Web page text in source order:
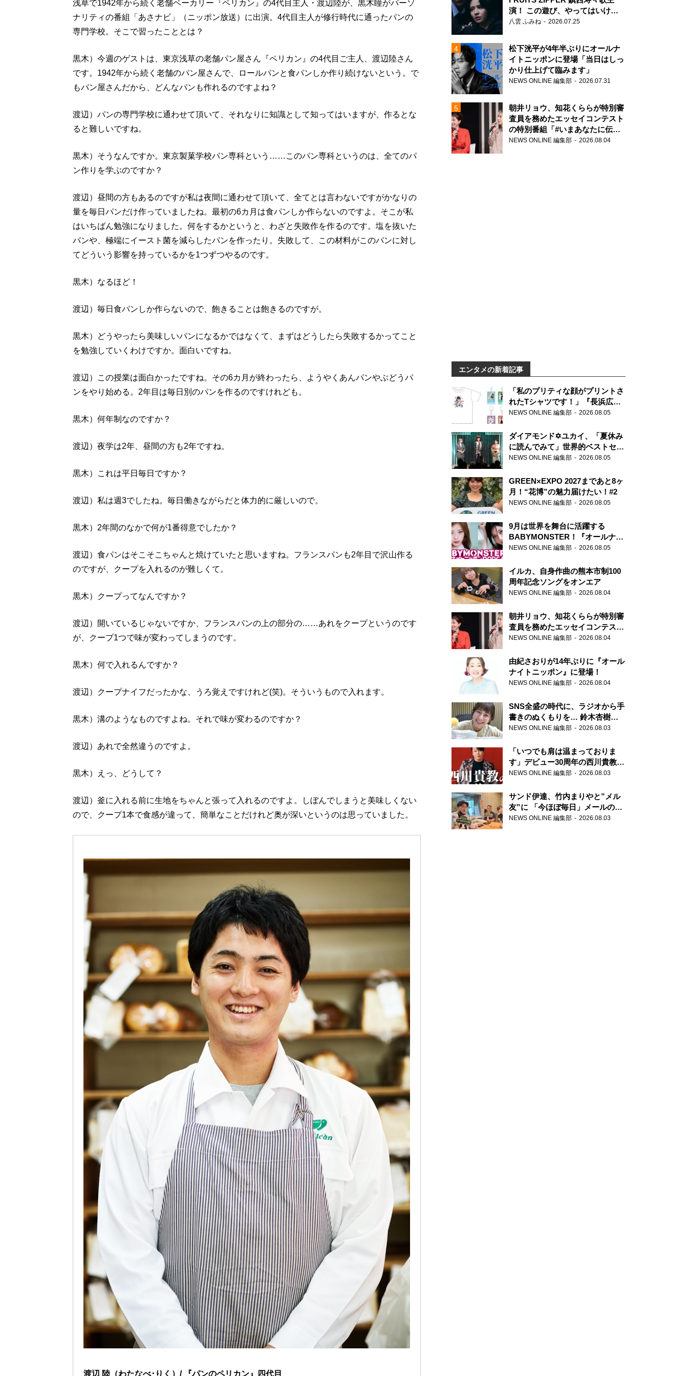
浅草で1942年から続く老舗ベーカリー『ペリカン』の4代目主人・渡辺陸が、黒木瞳がパーソ
ナリティの番組「あさナビ」（ニッポン放送）に出演。4代目主人が修行時代に通ったパンの
専門学校。そこで習ったこととは？
黒木）今週のゲストは、東京浅草の老舗パン屋さん『ペリカン』の4代目ご主人、渡辺陸さん
です。1942年から続く老舗のパン屋さんで、ロールパンと食パンしか作り続けないという。で
もパン屋さんだから、どんなパンも作れるのですよね？
渡辺）パンの専門学校に通わせて頂いて、それなりに知識として知ってはいますが、作るとな
ると難しいですね。
黒木）そうなんですか。東京製菓学校パン専科という……このパン専科というのは、全てのパ
ン作りを学ぶのですか？
渡辺）昼間の方もあるのですが私は夜間に通わせて頂いて、全てとは言わないですがかなりの
量を毎日パンだけ作っていましたね。最初の6カ月は食パンしか作らないのですよ。そこが私
はいちばん勉強になりました。何をするかというと、わざと失敗作を作るのです。塩を抜いた
パンや、極端にイースト菌を減らしたパンを作ったり。失敗して、この材料がこのパンに対し
てどういう影響を持っているかを1つずつやるのです。
黒木）なるほど！
渡辺）毎日食パンしか作らないので、飽きることは飽きるのですが。
黒木）どうやったら美味しいパンになるかではなくて、まずはどうしたら失敗するかってこと
を勉強していくわけですか。面白いですね。
渡辺）この授業は面白かったですね。その6カ月が終わったら、ようやくあんパンやぶどうパ
ンをやり始める。2年目は毎日別のパンを作るのですけれども。
黒木）何年制なのですか？
渡辺）夜学は2年、昼間の方も2年ですね。
黒木）これは平日毎日ですか？
渡辺）私は週3でしたね。毎日働きながらだと体力的に厳しいので。
黒木）2年間のなかで何が1番得意でしたか？
渡辺）食パンはそこそこちゃんと焼けていたと思いますね。フランスパンも2年目で沢山作る
のですが、クープを入れるのが難しくて。
黒木）クープってなんですか？
渡辺）開いているじゃないですか、フランスパンの上の部分の……あれをクープというのです
が、クープ1つで味が変わってしまうのです。
黒木）何で入れるんですか？
渡辺）クープナイフだったかな、うろ覚えですけれど(笑)。そういうもので入れます。
黒木）溝のようなものですよね。それで味が変わるのですか？
渡辺）あれで全然違うのですよ。
黒木）えっ、どうして？
渡辺）釜に入れる前に生地をちゃんと張って入れるのですよ。しぼんでしまうと美味しくない
ので、クープ1本で食感が違って、簡単なことだけれど奥が深いというのは思っていました。
渡辺 陸（わたなべ･りく）/ 『パンのペリカン』四代目
演！ この遊び、やってはいけま
せん。
八雲 ふみね 2026.07.25
松下洸平が4年半ぶりにオールナ
イトニッポンに登場「当日はしっ
かり仕上げて臨みます」
NEWS ONLINE 編集部 2026.07.31
朝井リョウ、知花くららが特別審
査員を務めたエッセイコンテスト
の特別番組「#いまあなたに伝え
たいこと」
NEWS ONLINE 編集部 2026.08.04
エンタメの新着記事
「私のプリティな顔がプリントさ
れたTシャツです！」『長浜広奈
天下無双』初の番組グッズ発売
NEWS ONLINE 編集部 2026.08.05
ダイアモンド✡ユカイ、「夏休み
に読んでみて」世界的ベストセラ
ー『アナスタシア』を紹介
NEWS ONLINE 編集部 2026.08.05
GREEN×EXPO 2027まであと8ヶ
月！“花博”の魅力届けたい！#2
NEWS ONLINE 編集部 2026.08.05
9月は世界を舞台に活躍する
BABYMONSTER！『オールナイ
トニッポンPODCAST』月替わり
NEWS ONLINE 編集部 2026.08.05
イルカ、自身作曲の熊本市制100
周年記念ソングをオンエア
NEWS ONLINE 編集部 2026.08.04
朝井リョウ、知花くららが特別審
査員を務めたエッセイコンテスト
の特別番組「#いまあなたに伝え
NEWS ONLINE 編集部 2026.08.04
由紀さおりが14年ぶりに『オール
ナイトニッポン』に登場！
NEWS ONLINE 編集部 2026.08.04
SNS全盛の時代に、ラジオから手
書きのぬくもりを… 鈴木杏樹の
直筆はがきが届く！
郵便局
NEWS ONLINE 編集部 2026.08.03
「いつでも肩は温まっておりま
す」デビュー30周年の西川貴教が
『オールナイトニッポン』に登
NEWS ONLINE 編集部 2026.08.03
サンド伊達、竹内まりやと”メル
友”に 「今ほぼ毎日」メールのや
り取り明かす
NEWS ONLINE 編集部 2026.08.03